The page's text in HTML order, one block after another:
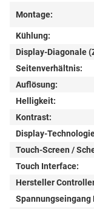
Montage:
Kühlung:
Display-Diagonale
Seitenverhältnis:
Auflösung:
Helligkeit:
Kontrast:
Display-
Touch-Screen /
Touch Interface:
Hersteller
Spannungseingang